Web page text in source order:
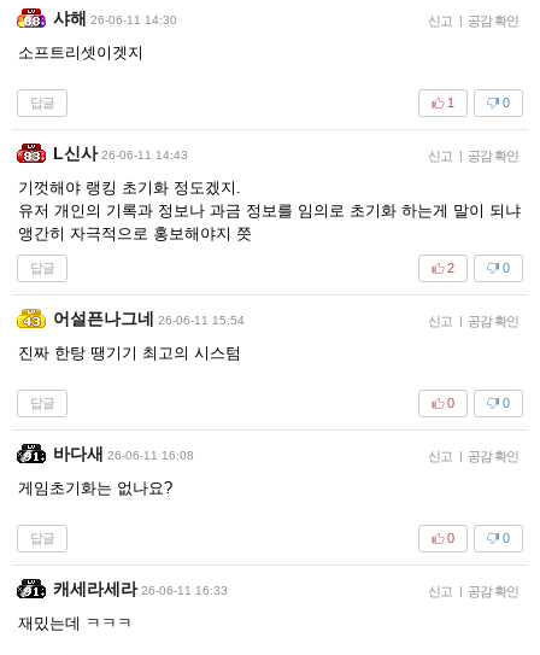
샤해 26-06-11 14:30 신고 | 공감 확인
소프트리셋이겟지
답글 0
1
L신사 26-06-11 14:43 신고 | 공감 확인
기껏해야 랭킹 초기화 정도겠지.
유저 개인의 기록과 정보나 과금 정보를 임의로 초기화 하는게 말이 되냐
앵간히 자극적으로 홍보해야지 쯧
답글 0
2
어설픈나그네 26-06-11 15:54 신고 | 공감 확인
진짜 한탕 땡기기 최고의 시스텀
답글 0
0
바다새 26-06-11 16:08 신고 | 공감 확인
게임초기화는 없나요?
답글 0
0
캐세라세라 26-06-11 16:33 신고 | 공감 확인
재밌는데 ㅋㅋㅋ